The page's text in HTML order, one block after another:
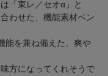
「東レ／セオα」と
わせた、機能素材ベン
能を兼ね備えた、爽や
方になってくれそうで